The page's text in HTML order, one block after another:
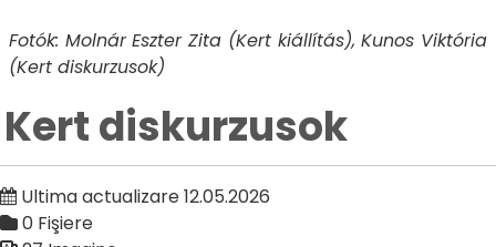
Fotók: Molnár Eszter Zita (Kert kiállítás), Kunos Viktória
(Kert diskurzusok)
Kert diskurzusok
Ultima actualizare 12.05.2026
0 Fişiere